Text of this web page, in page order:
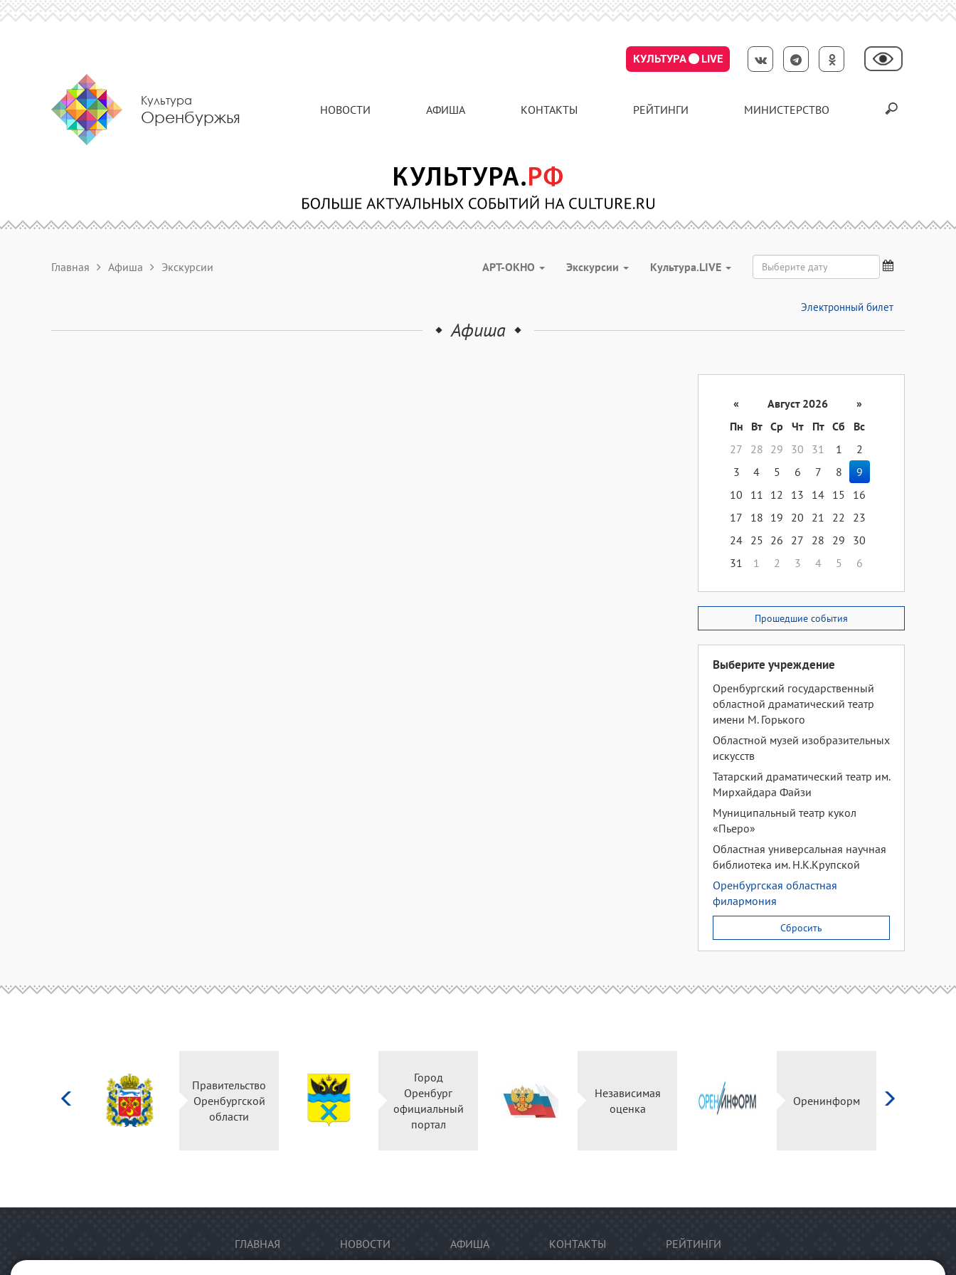
КУЛЬТУРА LIVE
Культура
Оренбуржья НОВОСТИ АФИША КОНТАКТЫ РЕЙТИНГИ МИНИСТЕРСТВО
Главная Афиша Экскурсии АРТ-ОКНО Экскурсии Культура.LIVE
Электронный билет
Афиша
« Август 2026
»
Пн
Вт Ср Чт Пт Сб
Вс
27
28 29 30 31 1
2
3
4 5 6 7 8
9
10
11 12 13 14 15
16
17
18 19 20 21 22
23
24 25 26 27 28 29
30
31
1 2 3 4 5 6
Прошедшие события
Выберите учреждение
Оренбургский государственный
областной драматический театр
имени М. Горького
Областной музей изобразительных
искусств
Татарский драматический театр им.
Мирхайдара Файзи
Муниципальный театр кукол
«Пьеро»
Областная универсальная научная
библиотека им. Н.К.Крупской
Оренбургская областная
филармония
Сбросить
Правительство
Оренбургской
области
Город
Оренбург
официальный
портал
Независимая
оценка
Оренинформ
ГЛАВНАЯ НОВОСТИ АФИША КОНТАКТЫ РЕЙТИНГИ